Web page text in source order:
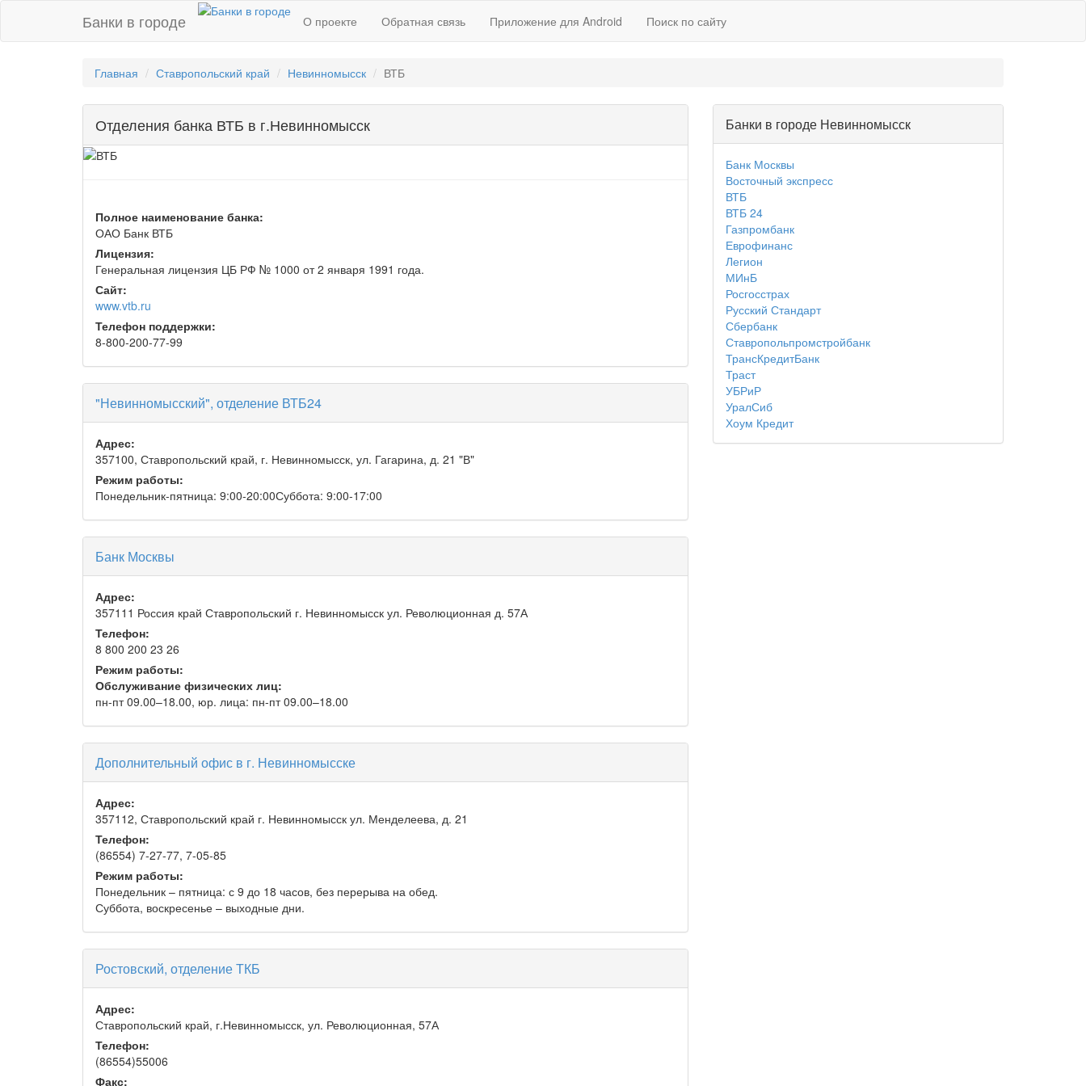
Банки в городе О проекте Обратная связь Приложение для Android Поиск по сайту
Главная Ставропольский край Невинномысск ВТБ
Отделения банка ВТБ в г.Невинномысск
Полное наименование банка:
ОАО Банк ВТБ
Лицензия:
Генеральная лицензия ЦБ РФ № 1000 от 2 января 1991 года.
Сайт:
www.vtb.ru
Телефон поддержки:
8-800-200-77-99
"Невинномысский", отделение ВТБ24
Адрес:
357100, Ставропольский край, г. Невинномысск, ул. Гагарина, д. 21 "В"
Режим работы:
Понедельник-пятница: 9:00-20:00Суббота: 9:00-17:00
Банк Москвы
Адрес:
357111 Россия край Ставропольский г. Невинномысск ул. Революционная д. 57А
Телефон:
8 800 200 23 26
Режим работы:
Обслуживание физических лиц:
пн-пт 09.00–18.00, юр. лица: пн-пт 09.00–18.00
Дополнительный офис в г. Невинномысске
Адрес:
357112, Ставропольский край г. Невинномысск ул. Менделеева, д. 21
Телефон:
(86554) 7-27-77, 7-05-85
Режим работы:
Понедельник – пятница: с 9 до 18 часов, без перерыва на обед.
Суббота, воскресенье – выходные дни.
Ростовский, отделение ТКБ
Адрес:
Ставропольский край, г.Невинномысск, ул. Революционная, 57А
Телефон:
(86554)55006
Факс:
Банки в городе Невинномысск
Банк Москвы
Восточный экспресс
ВТБ
ВТБ 24
Газпромбанк
Еврофинанс
Легион
МИнБ
Росгосстрах
Русский Стандарт
Сбербанк
Ставропольпромстройбанк
ТрансКредитБанк
Траст
УБРиР
УралСиб
Хоум Кредит